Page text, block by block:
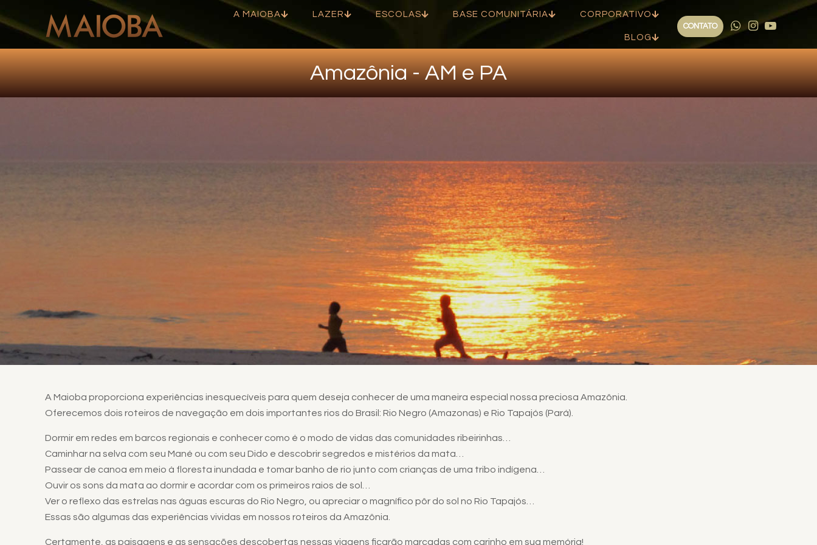
A MAIOBA LAZER ESCOLAS BASE COMUNITÁRIA CORPORATIVO
BLOG
CONTATO
Amazônia - AM e PA
A Maioba proporciona experiências inesquecíveis para quem deseja conhecer de uma maneira especial nossa preciosa Amazônia.
Oferecemos dois roteiros de navegação em dois importantes rios do Brasil: Rio Negro (Amazonas) e Rio Tapajós (Pará).
Dormir em redes em barcos regionais e conhecer como é o modo de vidas das comunidades ribeirinhas…
Caminhar na selva com seu Mané ou com seu Dido e descobrir segredos e mistérios da mata…
Passear de canoa em meio à floresta inundada e tomar banho de rio junto com crianças de uma tribo indígena…
Ouvir os sons da mata ao dormir e acordar com os primeiros raios de sol…
Ver o reflexo das estrelas nas águas escuras do Rio Negro, ou apreciar o magnífico pôr do sol no Rio Tapajós…
Essas são algumas das experiências vividas em nossos roteiros da Amazônia.
Certamente, as paisagens e as sensações descobertas nessas viagens ficarão marcadas com carinho em sua memória!